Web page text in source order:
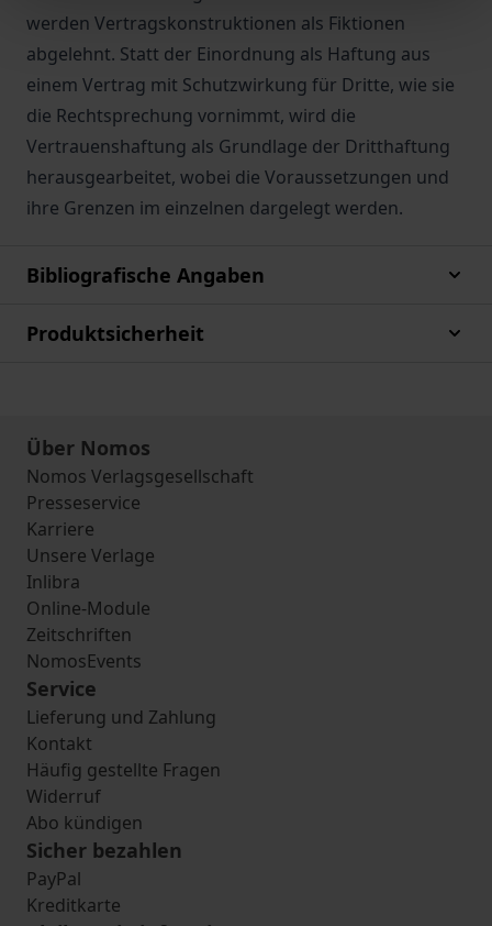
werden Vertragskonstruktionen als Fiktionen
abgelehnt. Statt der Einordnung als Haftung aus
einem Vertrag mit Schutzwirkung für Dritte, wie sie
die Rechtsprechung vornimmt, wird die
Vertrauenshaftung als Grundlage der Dritthaftung
herausgearbeitet, wobei die Voraussetzungen und
ihre Grenzen im einzelnen dargelegt werden.
Bibliografische Angaben
Produktsicherheit
Über Nomos
Nomos Verlagsgesellschaft
Presseservice
Karriere
Unsere Verlage
Inlibra
Online-Module
Zeitschriften
NomosEvents
Service
Lieferung und Zahlung
Kontakt
Häufig gestellte Fragen
Widerruf
Abo kündigen
Sicher bezahlen
PayPal
Kreditkarte